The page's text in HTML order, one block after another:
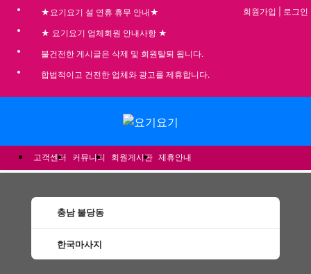
★요기요기 설 연휴 휴무 안내★
★ 요기요기 업체회원 안내사항 ★
불건전한 게시글은 삭제 및 회원탈퇴 됩니다.
합법적이고 건전한 업체와 광고를 제휴합니다.
회원가입 로그인
고객센터 커뮤니티 회원게시판 제휴안내
충남 불당동
한국마사지